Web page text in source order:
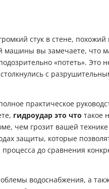
сантехника
Осветление и сорбция
насосы
для воды
для систем
стук в стене,
машины вы замечаете, что
«потеть». Это
с
практическое
гидроудар это что такое
чем грозит вашей
защиты, которые
до сравнения
водоснабжения, а